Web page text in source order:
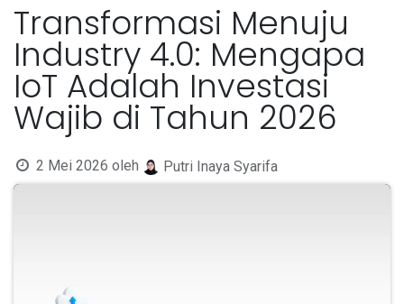
Transformasi Menuju
Industry 4.0: Mengapa
IoT Adalah Investasi
Wajib di Tahun 2026
2 Mei 2026 oleh Putri Inaya Syarifa